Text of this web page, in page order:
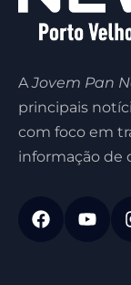
AJovem Pan
principais
com foco em
informação de